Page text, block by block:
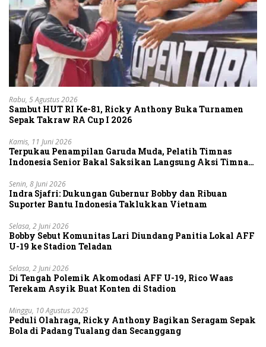
Rabu, 5 Agustus 2026
Sambut HUT RI Ke-81, Ricky Anthony Buka Turnamen
Sepak Takraw RA Cup I 2026
Kamis, 11 Juni 2026
Terpukau Penampilan Garuda Muda, Pelatih Timnas
Indonesia Senior Bakal Saksikan Langsung Aksi Timnas
Senin, 8 Juni 2026
Indra Sjafri: Dukungan Gubernur Bobby dan Ribuan
Suporter Bantu Indonesia Taklukkan Vietnam
Selasa, 2 Juni 2026
Bobby Sebut Komunitas Lari Diundang Panitia Lokal AFF
U-19 ke Stadion Teladan
Selasa, 2 Juni 2026
Di Tengah Polemik Akomodasi AFF U-19, Rico Waas
Terekam Asyik Buat Konten di Stadion
Minggu, 10 Agustus 2025
Peduli Olahraga, Ricky Anthony Bagikan Seragam Sepak
Bola di Padang Tualang dan Secanggang